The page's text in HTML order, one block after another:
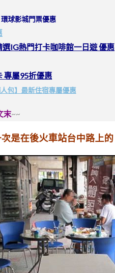
球影城門票優惠
IG熱門打卡咖啡館一日遊 優惠
專屬95折優惠
包】最新住宿專屬優惠
末~~
是在後火車站台中路上的